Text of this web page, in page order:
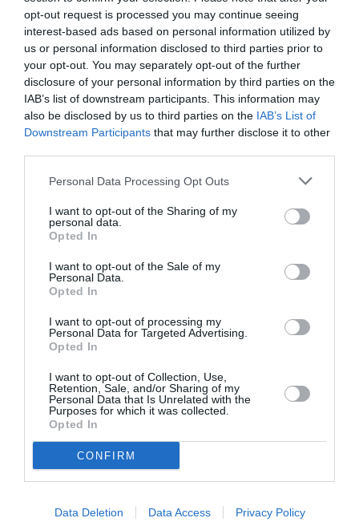
opt-out request is processed you may continue seeing
interest-based ads based on personal information utilized by
us or personal information disclosed to third parties prior to
your opt-out. You may separately opt-out of the further
disclosure of your personal information by third parties on the
IAB’s list of downstream participants. This information may
also be disclosed by us to third parties on the IAB’s List of
Downstream Participants that may further disclose it to other
Personal Data Processing Opt Outs
I want to opt-out of the Sharing of my
personal data.
Opted In
I want to opt-out of the Sale of my
Personal Data.
Opted In
I want to opt-out of processing my
Personal Data for Targeted Advertising.
Opted In
I want to opt-out of Collection, Use,
Retention, Sale, and/or Sharing of my
Personal Data that Is Unrelated with the
Purposes for which it was collected.
Opted In
CONFIRM
Data Deletion Data Access Privacy Policy
ΕΚΔΟΣΕΙΣ ΚΕΔΡΟΣ ΠΑΙΔΙΚΟ ΒΙΒΛΙΟ
Newsletter
Κάθε βδομάδα στο e-mail σας τα τελευταία νέα για
την Τέχνη και τον Πολιτισμό!
Σχετικά Άρθρα
ΚΠΙΣΝ: Park your
Cinema – Αύγουστος
του Ντέιβιντ
Δημήτρη Δεγαΐτη
Φεστιβάλ Άνδρου